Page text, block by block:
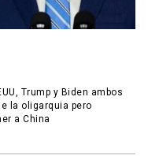
Trump y Biden ambos
la oligarquia pero
a China